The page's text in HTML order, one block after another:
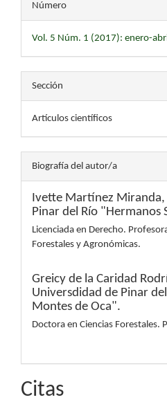
Número
Vol. 5 Núm. 1 (2017): enero-
Sección
Artículos científicos
Biografía del autor/a
Ivette Martínez Miranda,
Pinar del Río "Hermanos
Licenciada en Derecho.
Forestales y Agronómicas.
Greicy de la Caridad
Universdidad de Pinar
Montes de Oca".
Doctora en Ciencias Forestales.
Citas